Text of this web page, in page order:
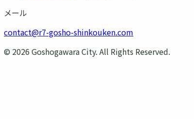
メール
contact@r7-gosho-shinkouken.com
© 2026 Goshogawara City. All Rights Reserved.